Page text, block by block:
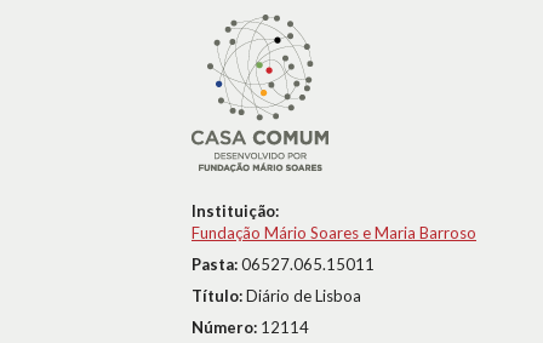
Instituição:
Fundação Mário Soares e Maria Barroso
Pasta:06527.065.15011
Título:Diário de Lisboa
Número: 12114